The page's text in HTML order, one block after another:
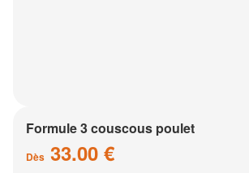
Formule 3 couscous poulet
Dès 33.00 €